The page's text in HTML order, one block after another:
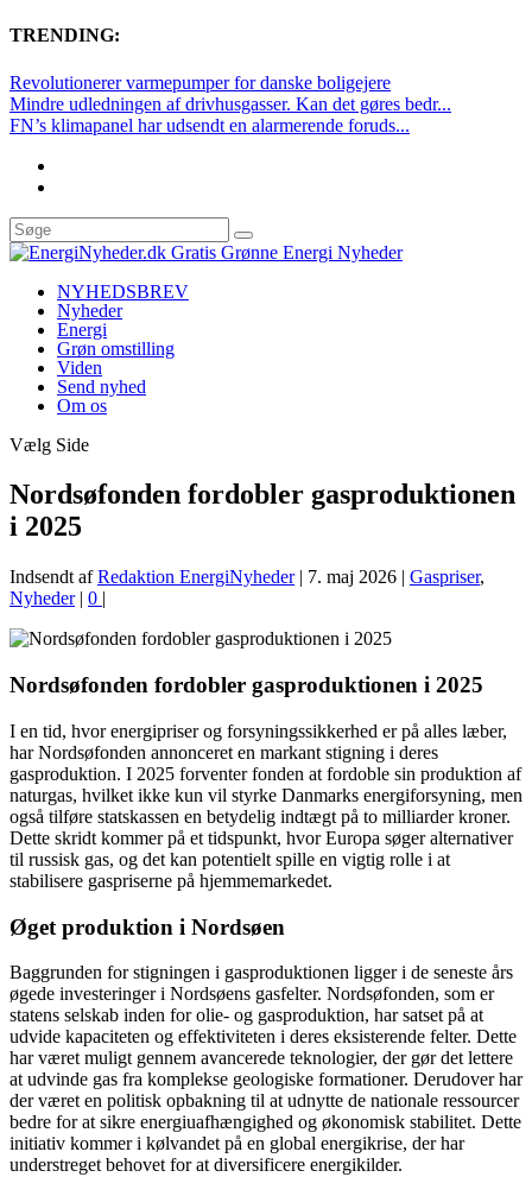
TRENDING:
Revolutionerer varmepumper for danske boligejere
Mindre udledningen af drivhusgasser. Kan det gøres bedr...
FN’s klimapanel har udsendt en alarmerende foruds...
NYHEDSBREV
Nyheder
Energi
Grøn omstilling
Viden
Send nyhed
Om os
Vælg Side
Nordsøfonden fordobler gasproduktionen
i 2025
Indsendt afRedaktion EnergiNyheder| 7. maj 2026 | Gaspriser,
Nyheder| 0 |
Nordsøfonden fordobler gasproduktionen i 2025
I en tid, hvor energipriser og forsyningssikkerhed er på alles læber,
har Nordsøfonden annonceret en markant stigning i deres
gasproduktion. I 2025 forventer fonden at fordoble sin produktion af
naturgas, hvilket ikke kun vil styrke Danmarks energiforsyning, men
også tilføre statskassen en betydelig indtægt på to milliarder kroner.
Dette skridt kommer på et tidspunkt, hvor Europa søger alternativer
til russisk gas, og det kan potentielt spille en vigtig rolle i at
stabilisere gaspriserne på hjemmemarkedet.
Øget produktion i Nordsøen
Baggrunden for stigningen i gasproduktionen ligger i de seneste års
øgede investeringer i Nordsøens gasfelter. Nordsøfonden, som er
statens selskab inden for olie- og gasproduktion, har satset på at
udvide kapaciteten og effektiviteten i deres eksisterende felter. Dette
har været muligt gennem avancerede teknologier, der gør det lettere
at udvinde gas fra komplekse geologiske formationer. Derudover har
der været en politisk opbakning til at udnytte de nationale ressourcer
bedre for at sikre energiuafhængighed og økonomisk stabilitet. Dette
initiativ kommer i kølvandet på en global energikrise, der har
understreget behovet for at diversificere energikilder.